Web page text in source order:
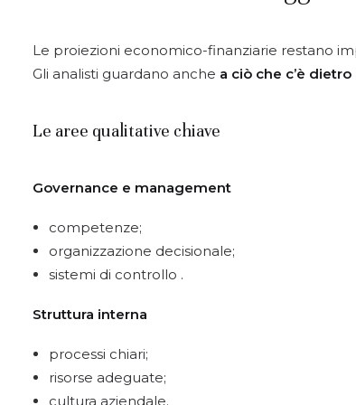
Le proiezioni economico-finanziarie restano
Gli analisti guardano anche a ciò che c’è dietro
Le aree qualitative chiave
Governance e management
competenze;
organizzazione decisionale;
sistemi di controllo .
Struttura interna
processi chiari;
risorse adeguate;
cultura aziendale.